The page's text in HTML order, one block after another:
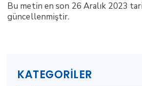
Bu metin en son 26 Aralık 2023
güncellenmiştir.
KATEGORILER